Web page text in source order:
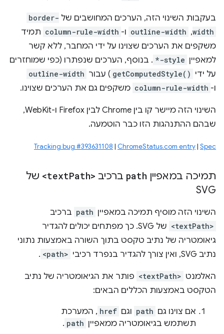
בעקבות השינוי הזה, הערכים המחושבים של border-
width
,
outline-width ו- column-rule-width תמיד
משקפים את הערכים שצוינו על ידי המחבר, ללא קשר
למאפיין *-style . בנוסף, הערכים שנפתרו (כפי שמוחזרים
על ידי getComputedStyle() ) עבור outline-width
ו- column-rule-width משקפים גם את הערכים שצוינו.
השינוי הזה מיישר קו בין Chrome לבין Firefox ו-WebKit,
שבהם ההתנהגות הזו כבר הוטמעה.
Tracking bug #393631108 | ChromeStatus.com entry| Spec
תמיכה במאפיין path ברכיב <textPath>
של
SVG
השינוי הזה מוסיף תמיכה במאפיין path ברכיב
<textPath>
של SVG. כך מפתחים יכולים להגדיר
גיאומטריה של נתיב טקסט בתוך השורה באמצעות נתוני
נתיב SVG, ואין צורך להגדיר בנפרד רכיבי
<path>
.
האלמנט <textPath> פותר את הגיאומטריה של נתיב
הטקסט באמצעות הכללים הבאים:
אם צוינו גם path וגם href , המערכת
תשתמש בגיאומטריה ממאפיין path
.